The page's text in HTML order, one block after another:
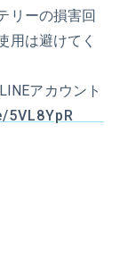
リーの損害回
用は避けてく
アカウント
5VL8YpR